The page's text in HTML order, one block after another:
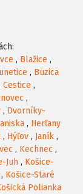
, Blažice ,
, Buzica
Cestice ,
,
, Dvorníky-
, Herľany
, Hýľov , Janík ,
, Kechnec ,
Juh , Košice-
, Košice-Staré
Polianka